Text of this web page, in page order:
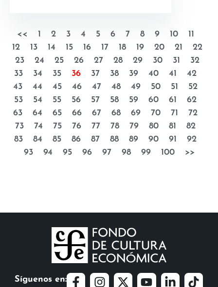
<< 1 2 3 4 5 6 7 8 9 10
11
12
13 14 15 16 17 18 19 20 21
22
23
24 25 26 27 28 29 30 31
32
33
34 35 36 37 38 39 40 41
42
43
44 45 46 47 48 49 50 51
52
53
54 55 56 57 58 59 60 61
62
63
64 65 66 67 68 69 70 71
72
73
74 75 76 77 78 79 80 81
82
83
84 85 86 87 88 89 90 91
92
93
94 95 96 97 98 99 100 >>
Síguenos en: